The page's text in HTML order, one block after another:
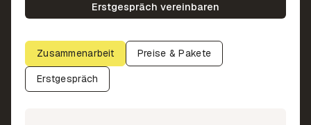
Erstgespräch vereinbaren
Zusammenarbeit Preise & Pakete
Erstgespräch